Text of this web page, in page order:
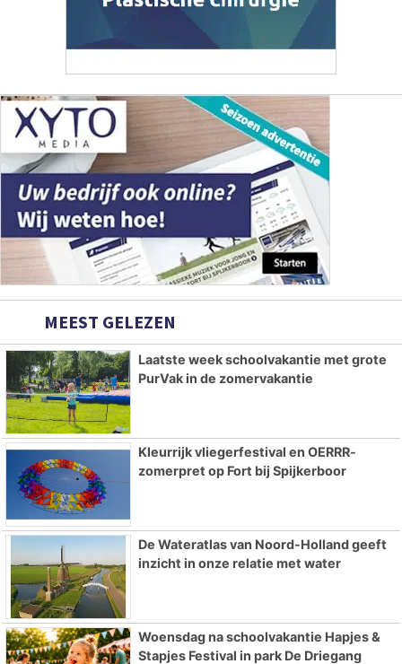
MEEST GELEZEN
Laatste week schoolvakantie met grote
PurVak in de zomervakantie
Kleurrijk vliegerfestival en OERRR-
zomerpret op Fort bij Spijkerboor
De Wateratlas van Noord-Holland geeft
inzicht in onze relatie met water
Woensdag na schoolvakantie Hapjes &
Stapjes Festival in park De Driegang